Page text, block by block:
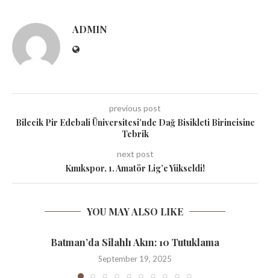
ADMIN
previous post
Bilecik Pir Edebali Üniversitesi’nde Dağ Bisikleti Birincisine
Tebrik
next post
Kınıkspor, 1. Amatör Lig’e Yükseldi!
YOU MAY ALSO LIKE
Batman’da Silahlı Akın: 10 Tutuklama
September 19, 2025